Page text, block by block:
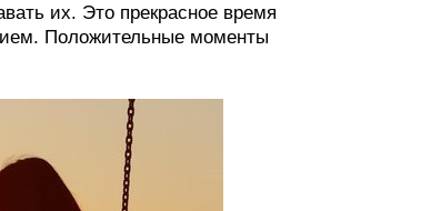
их. Это прекрасное время
Положительные моменты